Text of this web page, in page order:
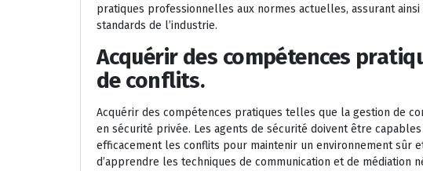
pratiques professionnelles aux normes actuelles, assurant
standards de l’industrie.
Acquérir des compétences
de conflits.
Acquérir des compétences pratiques telles que la gestion de
en sécurité privée. Les agents de sécurité doivent être
efficacement les conflits pour maintenir un environnement sûr
d’apprendre les techniques de communication et de médiation